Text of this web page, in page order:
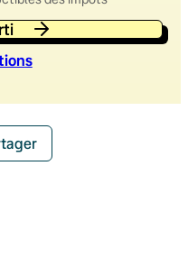
s